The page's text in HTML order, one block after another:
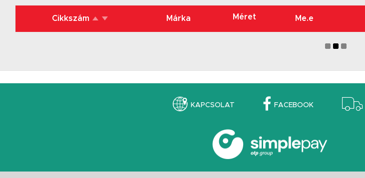
Cikkszám Márka Méret Me.e
KAPCSOLAT FACEBOOK